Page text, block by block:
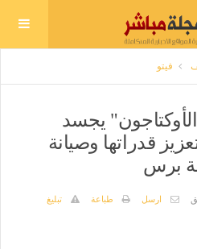
فيتو
يجسد
قدراتها وصيانة
برس
ارسل طباعة
تبليغ